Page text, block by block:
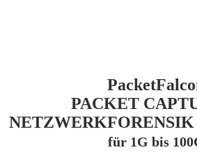
PACKET
für 1G bis